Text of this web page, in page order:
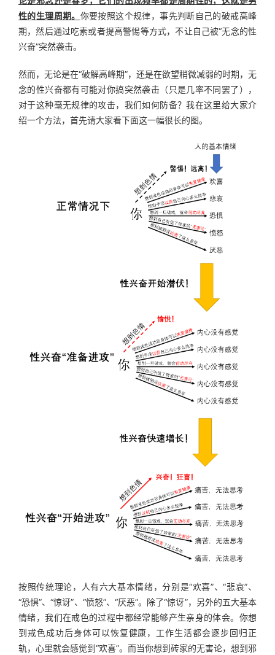
性的生理周期。 你要按照这个规律，事先判断自己的破戒高峰
期，然后通过吃素或者提高警惕等方式，不让自己被“无念的性
兴奋”突然袭击。
然而，无论是在“破解高峰期”，还是在欲望稍微减弱的时期，无
念的性兴奋都有可能对你搞突然袭击（只是几率不同罢了），
对于这种毫无规律的攻击，我们如何防备？我在这里给大家介
绍一个方法，首先请大家看下面这一幅很长的图。
按照传统理论，人有六大基本情绪，分别是“欢喜”、“悲哀”、
“恐惧”、“惊讶”、“愤怒”、“厌恶”。除了“惊讶”，另外的五大基本
情绪，我们在戒色的过程中都经常能够产生亲身的体会。你想
到戒色成功后身体可以恢复健康，工作生活都会逐步回归正
轨，心里就会感觉到“欢喜”。而当你想到砖家的无害论，想到邪